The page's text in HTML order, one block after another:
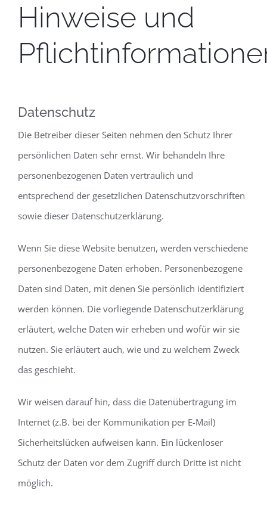
Hinweise und
Datenschutz
Die Betreiber dieser Seiten nehmen den Schutz Ihrer
persönlichen Daten sehr ernst. Wir behandeln Ihre
personenbezogenen Daten vertraulich und
entsprechend der gesetzlichen Datenschutzvorschriften
sowie dieser Datenschutzerklärung.
Wenn Sie diese Website benutzen, werden verschiedene
personenbezogene Daten erhoben. Personenbezogene
Daten sind Daten, mit denen Sie persönlich identifiziert
werden können. Die vorliegende Datenschutzerklärung
erläutert, welche Daten wir erheben und wofür wir sie
nutzen. Sie erläutert auch, wie und zu welchem Zweck
das geschieht.
Wir weisen darauf hin, dass die Datenübertragung im
Internet (z.B. bei der Kommunikation per E-Mail)
Sicherheitslücken aufweisen kann. Ein lückenloser
Schutz der Daten vor dem Zugriff durch Dritte ist nicht
möglich.